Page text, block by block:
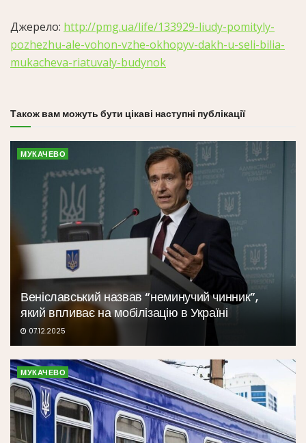
Джерело: http://pmg.ua/life/133929-liudy-pomityly-
pozhezhu-ale-vohon-vzhe-okhopyv-dakh-u-seli-bilia-
mukacheva-riatuvaly-budynok
Також вам можуть бути цікаві наступні публікації
МУКАЧЕВО
Веніславський назвав “неминучий чинник”,
який впливає на мобілізацію в Україні
07.12.2025
МУКАЧЕВО